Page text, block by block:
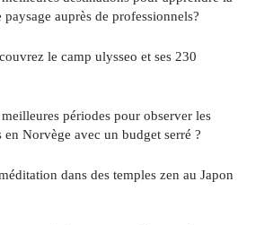
auprès de professionnels?
le camp ulysseo et ses 230
périodes pour observer les
en Norvège avec un budget serré ?
dans des temples zen au Japon